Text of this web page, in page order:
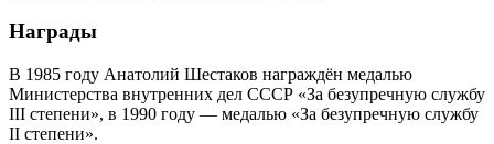
Награды
В 1985 году Анатолий Шестаков награждён медалью
Министерства внутренних дел СССР «За безупречную службу
III степени», в 1990 году — медалью «За безупречную службу
II степени».